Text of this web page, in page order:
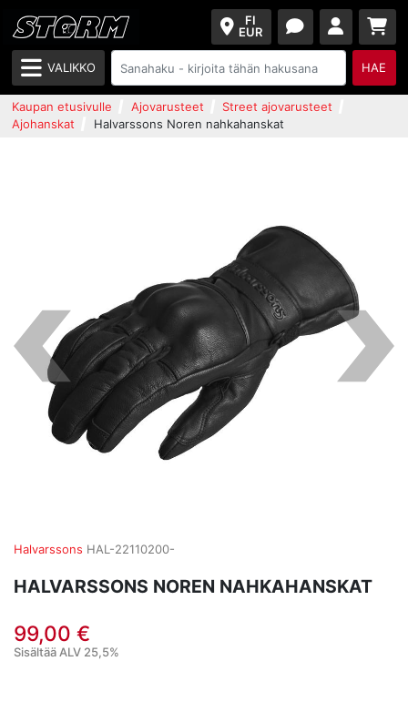
FI
EUR
VALIKKO HAE
Kaupan etusivulle Ajovarusteet
Street ajovarusteet
Ajohanskat
Halvarssons Noren nahkahanskat
Halvarssons HAL-22110200-
HALVARSSONS NOREN NAHKAHANSKAT
99,00 €
Sisältää ALV 25,5%